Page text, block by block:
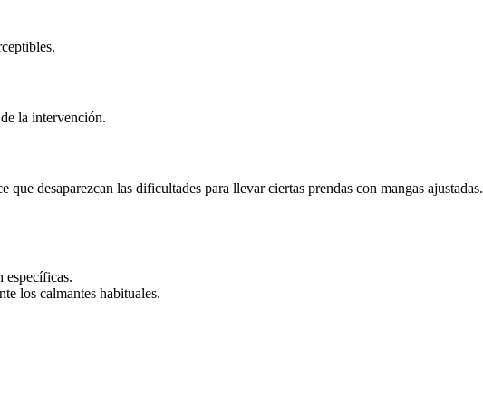
la intervención.
desaparezcan las dificultades para llevar ciertas prendas con mangas ajustadas.
específicas.
los calmantes habituales.